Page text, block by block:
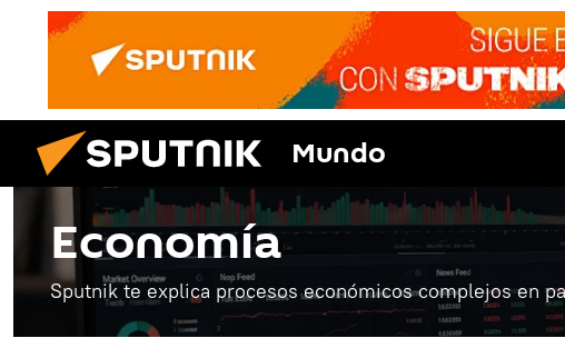
Mundo
Economía
Sputnik te explica procesos económicos complejos en